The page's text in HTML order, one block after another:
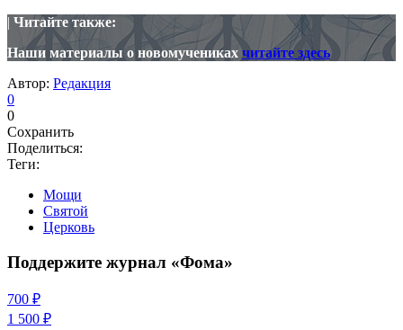
| Читайте также:
Наши материалы о новомученикахчитайте здесь
Автор: Редакция
0
0
Сохранить
Поделиться:
Теги:
Мощи
Святой
Церковь
Поддержите журнал «Фома»
700 ₽
1 500 ₽